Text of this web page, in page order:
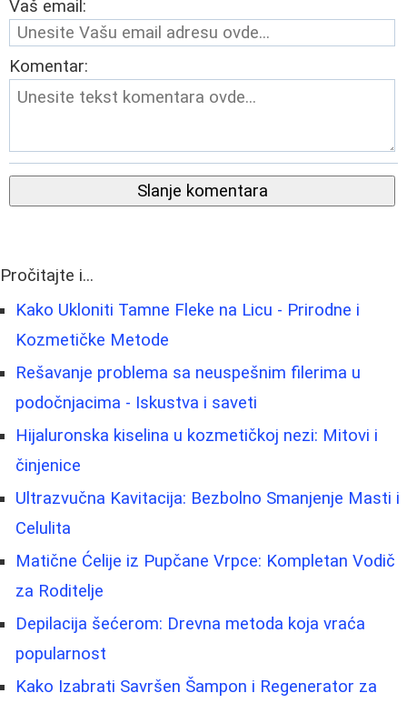
Vaš email:
Komentar:
Slanje komentara
Pročitajte i...
Kako Ukloniti Tamne Fleke na Licu - Prirodne i
Kozmetičke Metode
Rešavanje problema sa neuspešnim filerima u
podočnjacima - Iskustva i saveti
Hijaluronska kiselina u kozmetičkoj nezi: Mitovi i
činjenice
Ultrazvučna Kavitacija: Bezbolno Smanjenje Masti i
Celulita
Matične Ćelije iz Pupčane Vrpce: Kompletan Vodič
za Roditelje
Depilacija šećerom: Drevna metoda koja vraća
popularnost
Kako Izabrati Savršen Šampon i Regenerator za